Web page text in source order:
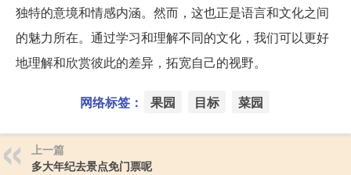
独特的意境和情感内涵。然而，这也正是语言和文化之间
的魅力所在。通过学习和理解不同的文化，我们可以更好
地理解和欣赏彼此的差异，拓宽自己的视野。
网络标签： 果园 目标 菜园
上一篇
多大年纪去景点免门票呢